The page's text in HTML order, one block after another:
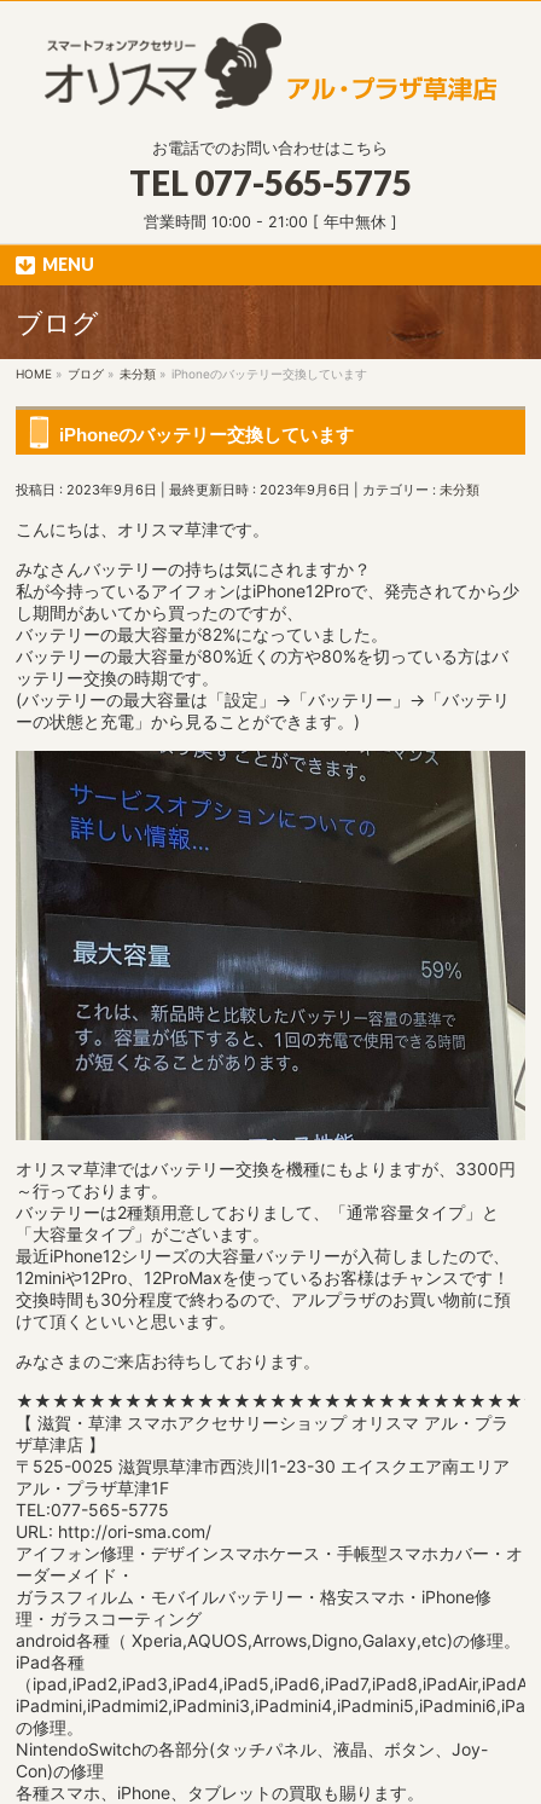
お電話でのお問い合わせはこちら
TEL077-565-5775
営業時間 10:00 - 21:00 [ 年中無休 ]
MENU
ブログ
HOME » ブログ » 未分類 » iPhoneのバッテリー交換しています
iPhoneのバッテリー交換しています
投稿日 : 2023年9月6日 最終更新日時 : 2023年9月6日 カテゴリー :未分類
こんにちは、オリスマ草津です。
みなさんバッテリーの持ちは気にされますか？
私が今持っているアイフォンはiPhone12Proで、発売されてから少
し期間があいてから買ったのですが、
バッテリーの最大容量が82%になっていました。
バッテリーの最大容量が80%近くの方や80%を切っている方はバ
ッテリー交換の時期です。
(バッテリーの最大容量は「設定」→「バッテリー」→「バッテリ
ーの状態と充電」から見ることができます。)
オリスマ草津ではバッテリー交換を機種にもよりますが、3300円
～行っております。
バッテリーは2種類用意しておりまして、「通常容量タイプ」と
「大容量タイプ」がございます。
最近iPhone12シリーズの大容量バッテリーが入荷しましたので、
12miniや12Pro、12ProMaxを使っているお客様はチャンスです！
交換時間も30分程度で終わるので、アルプラザのお買い物前に預
けて頂くといいと思います。
みなさまのご来店お待ちしております。
【 滋賀・草津 スマホアクセサリーショップ オリスマ アル・プラ
ザ草津店 】
〒525-0025 滋賀県草津市西渋川1-23-30 エイスクエア南エリア
アル・プラザ草津1F
TEL:077-565-5775
URL: http://ori-sma.com/
アイフォン修理・デザインスマホケース・手帳型スマホカバー・オ
ーダーメイド・
ガラスフィルム・モバイルバッテリー・格安スマホ・iPhone修
理・ガラスコーティング
android各種（ Xperia,AQUOS,Arrows,Digno,Galaxy,etc)の修理。
iPad各種
（
の修理。
NintendoSwitchの各部分(タッチパネル、液晶、ボタン、Joy-
Con)の修理
各種スマホ、iPhone、タブレットの買取も賜ります。